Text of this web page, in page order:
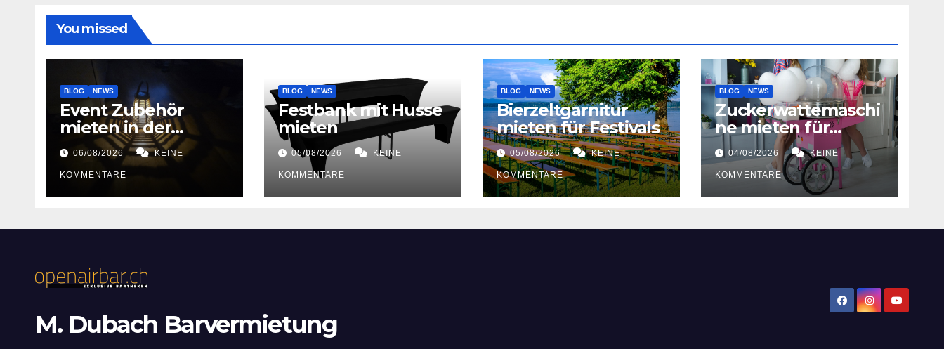
You missed
BLOG NEWS
Event Zubehör
mieten in der
Schweiz
06/08/2026 KEINE
KOMMENTARE
BLOG NEWS
Festbank mit Husse
mieten
05/08/2026 KEINE
KOMMENTARE
BLOG NEWS
Bierzeltgarnitur
mieten für Festivals
05/08/2026 KEINE
KOMMENTARE
BLOG NEWS
Zuckerwattemaschi
ne mieten für
Hochzeiten
04/08/2026 KEINE
KOMMENTARE
M. Dubach Barvermietung